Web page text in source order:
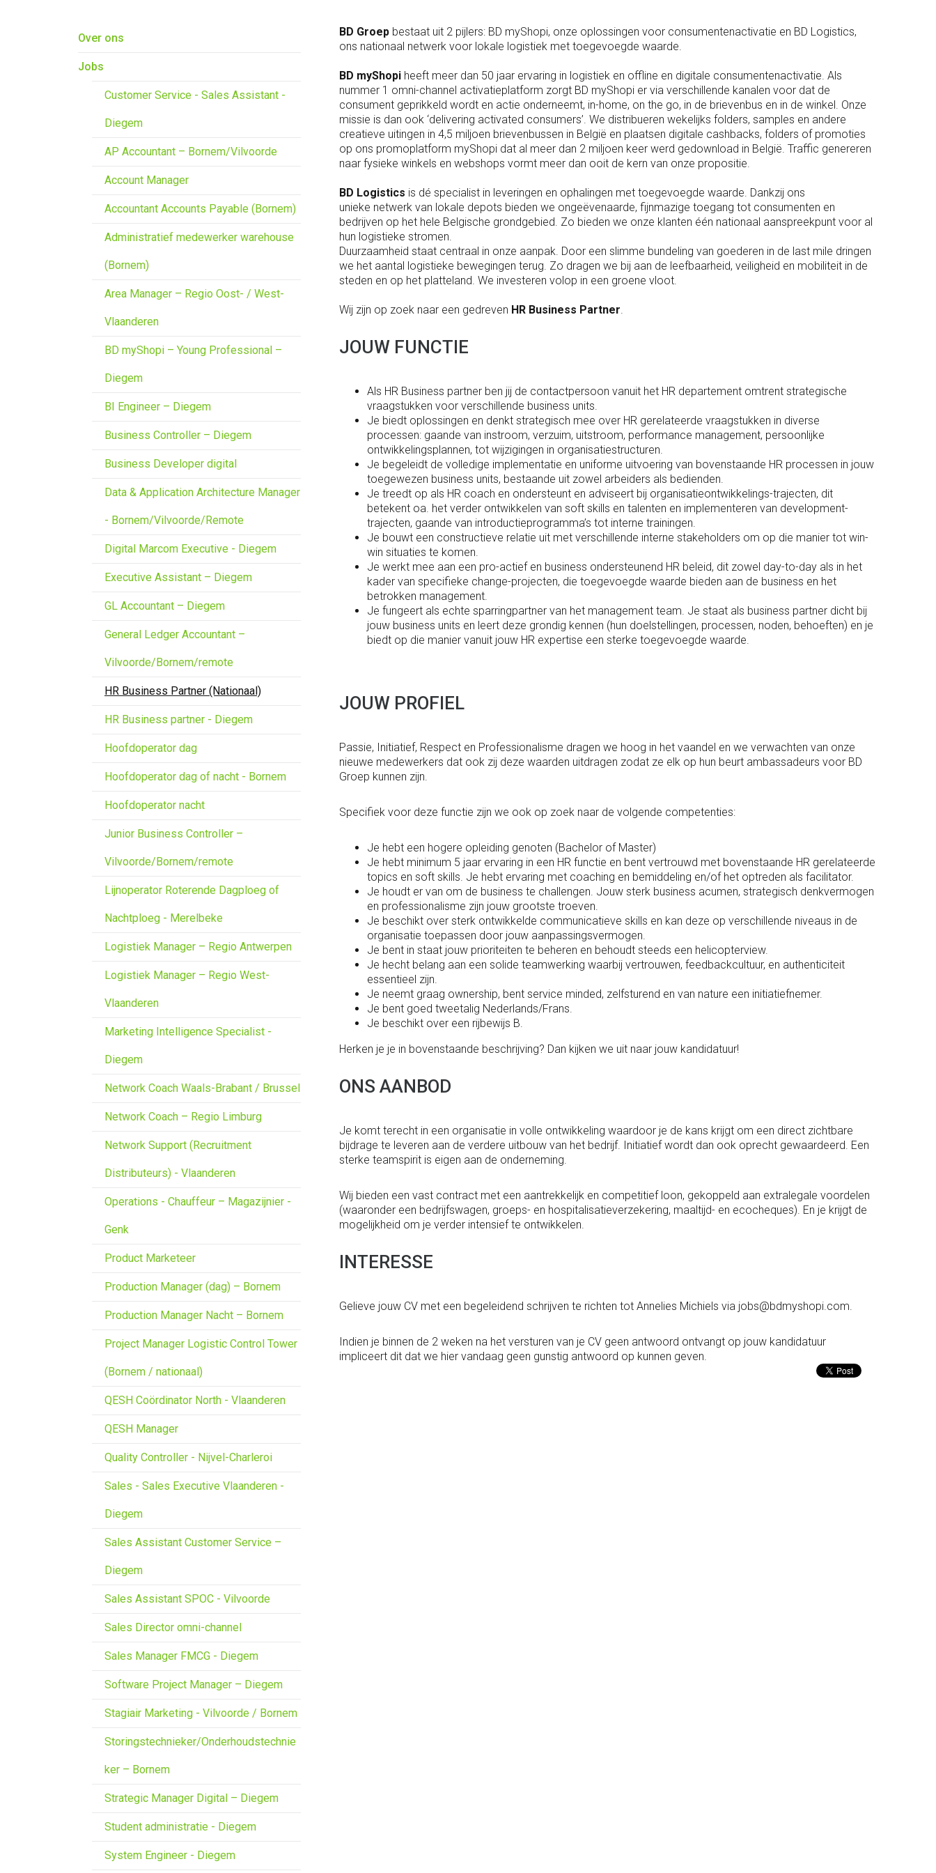
Over ons
Jobs
Customer Service - Sales Assistant -
Diegem
AP Accountant – Bornem/Vilvoorde
Account Manager
Accountant Accounts Payable (Bornem)
Administratief medewerker warehouse
(Bornem)
Area Manager – Regio Oost- / West-
Vlaanderen
BD myShopi – Young Professional –
Diegem
BI Engineer – Diegem
Business Controller – Diegem
Business Developer digital
Data & Application Architecture Manager
- Bornem/Vilvoorde/Remote
Digital Marcom Executive - Diegem
Executive Assistant – Diegem
GL Accountant – Diegem
General Ledger Accountant –
Vilvoorde/Bornem/remote
HR Business Partner (Nationaal)
HR Business partner - Diegem
Hoofdoperator dag
Hoofdoperator dag of nacht - Bornem
Hoofdoperator nacht
Junior Business Controller –
Vilvoorde/Bornem/remote
Lijnoperator Roterende Dagploeg of
Nachtploeg - Merelbeke
Logistiek Manager – Regio Antwerpen
Logistiek Manager – Regio West-
Vlaanderen
Marketing Intelligence Specialist -
Diegem
Network Coach Waals-Brabant / Brussel
Network Coach – Regio Limburg
Network Support (Recruitment
Distributeurs) - Vlaanderen
Operations - Chauffeur – Magazijnier -
Genk
Product Marketeer
Production Manager (dag) – Bornem
Production Manager Nacht – Bornem
Project Manager Logistic Control Tower
(Bornem / nationaal)
QESH Coördinator North - Vlaanderen
QESH Manager
Quality Controller - Nijvel-Charleroi
Sales - Sales Executive Vlaanderen -
Diegem
Sales Assistant Customer Service –
Diegem
Sales Assistant SPOC - Vilvoorde
Sales Director omni-channel
Sales Manager FMCG - Diegem
Software Project Manager – Diegem
Stagiair Marketing - Vilvoorde / Bornem
Storingstechnieker/Onderhoudstechnie
ker – Bornem
Strategic Manager Digital – Diegem
Student administratie - Diegem
System Engineer - Diegem
BD Groep bestaat uit 2 pijlers: BD myShopi, onze oplossingen voor consumentenactivatie en BD Logistics,
ons nationaal netwerk voor lokale logistiek met toegevoegde waarde.
BD myShopi heeft meer dan 50 jaar ervaring in logistiek en offline en digitale consumentenactivatie. Als
nummer 1 omni-channel activatieplatform zorgt BD myShopi er via verschillende kanalen voor dat de
consument geprikkeld wordt en actie onderneemt, in-home, on the go, in de brievenbus en in de winkel. Onze
missie is dan ook ‘delivering activated consumers’. We distribueren wekelijks folders, samples en andere
creatieve uitingen in 4,5 miljoen brievenbussen in België en plaatsen digitale cashbacks, folders of promoties
op ons promoplatform myShopi dat al meer dan 2 miljoen keer werd gedownload in België. Traffic genereren
naar fysieke winkels en webshops vormt meer dan ooit de kern van onze propositie.
BD Logistics is dé specialist in leveringen en ophalingen met toegevoegde waarde. Dankzij ons
unieke netwerk van lokale depots bieden we ongeëvenaarde, fijnmazige toegang tot consumenten en
bedrijven op het hele Belgische grondgebied. Zo bieden we onze klanten één nationaal aanspreekpunt voor al
hun logistieke stromen.
Duurzaamheid staat centraal in onze aanpak. Door een slimme bundeling van goederen in de last mile dringen
we het aantal logistieke bewegingen terug. Zo dragen we bij aan de leefbaarheid, veiligheid en mobiliteit in de
steden en op het platteland. We investeren volop in een groene vloot.
Wij zijn op zoek naar een gedreven HR Business Partner.
JOUW FUNCTIE
Als HR Business partner ben jij de contactpersoon vanuit het HR departement omtrent strategische
vraagstukken voor verschillende business units.
Je biedt oplossingen en denkt strategisch mee over HR gerelateerde vraagstukken in diverse
processen: gaande van instroom, verzuim, uitstroom, performance management, persoonlijke
ontwikkelingsplannen, tot wijzigingen in organisatiestructuren.
Je begeleidt de volledige implementatie en uniforme uitvoering van bovenstaande HR processen in jouw
toegewezen business units, bestaande uit zowel arbeiders als bedienden.
Je treedt op als HR coach en ondersteunt en adviseert bij organisatieontwikkelings-trajecten, dit
betekent oa. het verder ontwikkelen van soft skills en talenten en implementeren van development-
trajecten, gaande van introductieprogramma’s tot interne trainingen.
Je bouwt een constructieve relatie uit met verschillende interne stakeholders om op die manier tot win-
win situaties te komen.
Je werkt mee aan een pro-actief en business ondersteunend HR beleid, dit zowel day-to-day als in het
kader van specifieke change-projecten, die toegevoegde waarde bieden aan de business en het
betrokken management.
Je fungeert als echte sparringpartner van het management team. Je staat als business partner dicht bij
jouw business units en leert deze grondig kennen (hun doelstellingen, processen, noden, behoeften) en je
biedt op die manier vanuit jouw HR expertise een sterke toegevoegde waarde.
JOUW PROFIEL
Passie, Initiatief, Respect en Professionalisme dragen we hoog in het vaandel en we verwachten van onze
nieuwe medewerkers dat ook zij deze waarden uitdragen zodat ze elk op hun beurt ambassadeurs voor BD
Groep kunnen zijn.
Specifiek voor deze functie zijn we ook op zoek naar de volgende competenties:
Je hebt een hogere opleiding genoten (Bachelor of Master)
Je hebt minimum 5 jaar ervaring in een HR functie en bent vertrouwd met bovenstaande HR gerelateerde
topics en soft skills. Je hebt ervaring met coaching en bemiddeling en/of het optreden als facilitator.
Je houdt er van om de business te challengen. Jouw sterk business acumen, strategisch denkvermogen
en professionalisme zijn jouw grootste troeven.
Je beschikt over sterk ontwikkelde communicatieve skills en kan deze op verschillende niveaus in de
organisatie toepassen door jouw aanpassingsvermogen.
Je bent in staat jouw prioriteiten te beheren en behoudt steeds een helicopterview.
Je hecht belang aan een solide teamwerking waarbij vertrouwen, feedbackcultuur, en authenticiteit
essentieel zijn.
Je neemt graag ownership, bent service minded, zelfsturend en van nature een initiatiefnemer.
Je bent goed tweetalig Nederlands/Frans.
Je beschikt over een rijbewijs B.
Herken je je in bovenstaande beschrijving? Dan kijken we uit naar jouw kandidatuur!
ONS AANBOD
Je komt terecht in een organisatie in volle ontwikkeling waardoor je de kans krijgt om een direct zichtbare
bijdrage te leveren aan de verdere uitbouw van het bedrijf. Initiatief wordt dan ook oprecht gewaardeerd. Een
sterke teamspirit is eigen aan de onderneming.
Wij bieden een vast contract met een aantrekkelijk en competitief loon, gekoppeld aan extralegale voordelen
(waaronder een bedrijfswagen, groeps- en hospitalisatieverzekering, maaltijd- en ecocheques). En je krijgt de
mogelijkheid om je verder intensief te ontwikkelen.
INTERESSE
Gelieve jouw CV met een begeleidend schrijven te richten tot Annelies Michiels via jobs@bdmyshopi.com.
Indien je binnen de 2 weken na het versturen van je CV geen antwoord ontvangt op jouw kandidatuur
impliceert dit dat we hier vandaag geen gunstig antwoord op kunnen geven.